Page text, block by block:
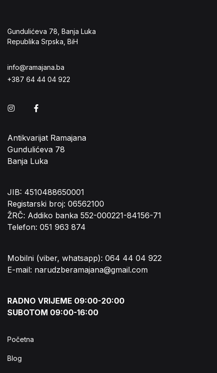
Gundulićeva 78, Banja Luka
Republika Srpska, BiH
info@ramajana.ba
+387 64 44 04 922
Instagram
Antikvarijat Ramajana
Gundulićeva 78
Banja Luka
JIB: 4510488650001
Registarski broj: 06562100
ŽRČ: Addiko banka 552-000221-84156-71
Telefon: 051 963 874
Mobilni (viber, whatsapp): 064 44 04 922
E-mail: narudzberamajana@gmail.com
RADNO VRIJEME 09:00-20:00
SUBOTOM 09:00-16:00
Početna
Blog